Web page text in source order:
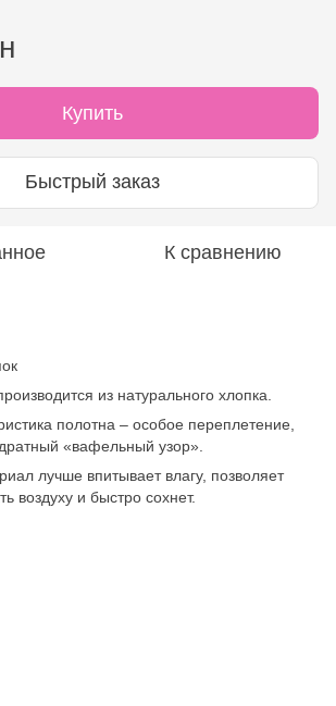
Купить
Быстрый заказ
К сравнению
из натурального хлопка.
полотна – особое переплетение,
«вафельный узор».
лучше впитывает влагу, позволяет
воздуху и быстро сохнет.